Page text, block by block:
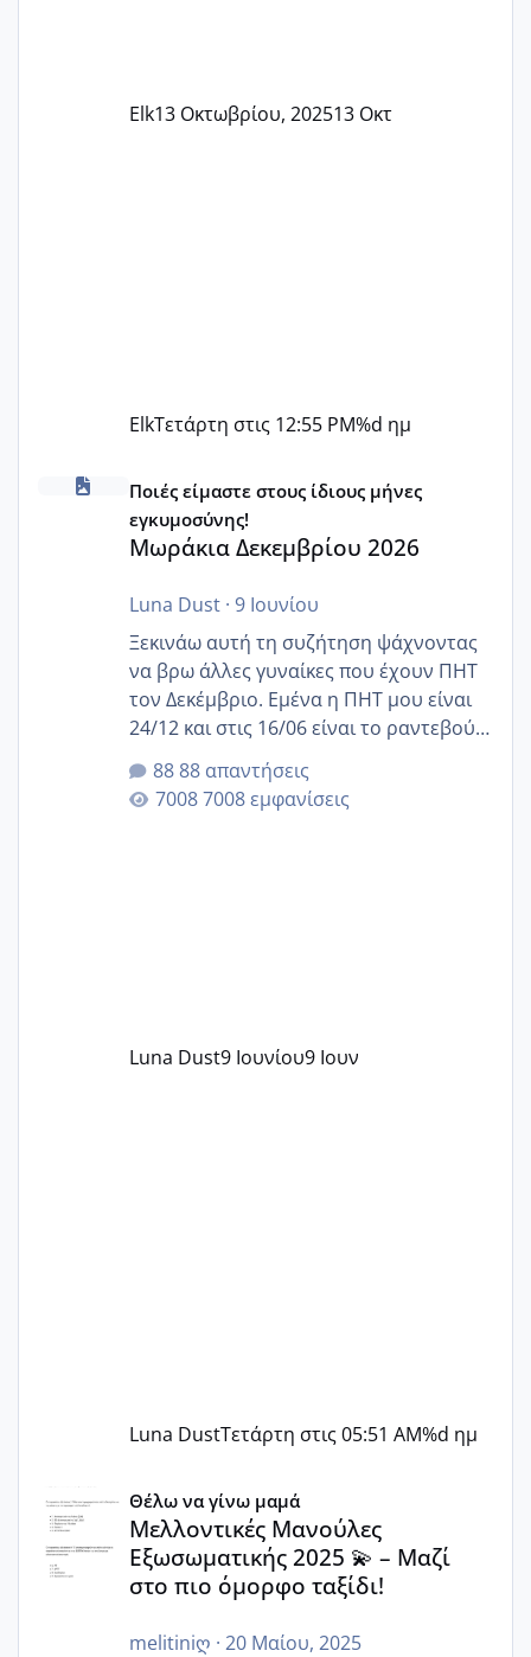
Elk13 Οκτωβρίου, 202513 Οκτ
ElkΤετάρτη στις 12:55 PM%d ημ
Μωράκια Δεκεμβρίου 2026
Ποιές είμαστε στους ίδιους μήνες
εγκυμοσύνης!
Μωράκια Δεκεμβρίου 2026
Luna Dust· 9 Ιουνίου
Ξεκινάω αυτή τη συζήτηση ψάχνοντας
να βρω άλλες γυναίκες που έχουν ΠΗΤ
τον Δεκέμβριο. Εμένα η ΠΗΤ μου είναι
24/12 και στις 16/06 είναι το ραντεβού
της αυχενικής διαφάνειας. Έχω αρκετό
άγχος και οι μέρες δεν φαίνεται να
περνάνε με τίποτα.
88 απαντήσεις
7008 εμφανίσεις
Luna Dust9 Ιουνίου9 Ιουν
Luna DustΤετάρτη στις 05:51 AM%d ημ
Μελλοντικές Μανούλες Εξωσωματικής 2025 💫 – Μαζί
Θέλω να γίνω μαμά
Μελλοντικές Μανούλες
Εξωσωματικής 2025 💫 – Μαζί
στο πιο όμορφο ταξίδι!
melitiniღ · 20 Μαίου, 2025